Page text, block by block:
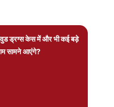
ड्रग्स केस में और भी कई बड़े
सामने आएंगे?